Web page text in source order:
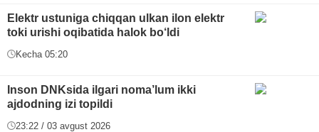
Elektr ustuniga chiqqan ulkan ilon elektr
toki urishi oqibatida halok bo‘ldi
Kecha 05:20
Inson DNKsida ilgari noma’lum ikki
ajdodning izi topildi
23:22 / 03 avgust 2026